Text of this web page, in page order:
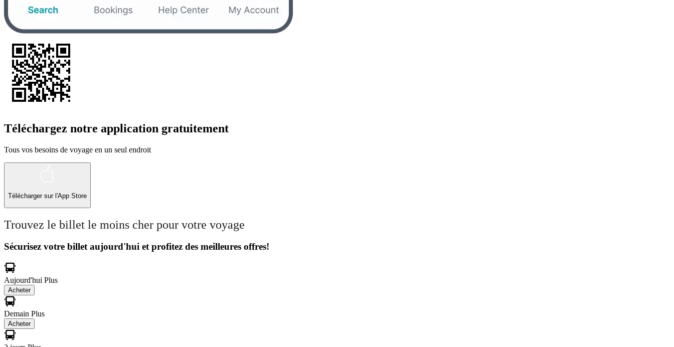
Téléchargez notre application gratuitement
Tous vos besoins de voyage en un seul endroit
Télécharger sur l'App Store
Trouvez le billet le moins cher pour votre voyage
Sécurisez votre billet aujourd'hui et profitez des meilleures offres!
Aujourd'hui Plus
Acheter
Demain Plus
Acheter